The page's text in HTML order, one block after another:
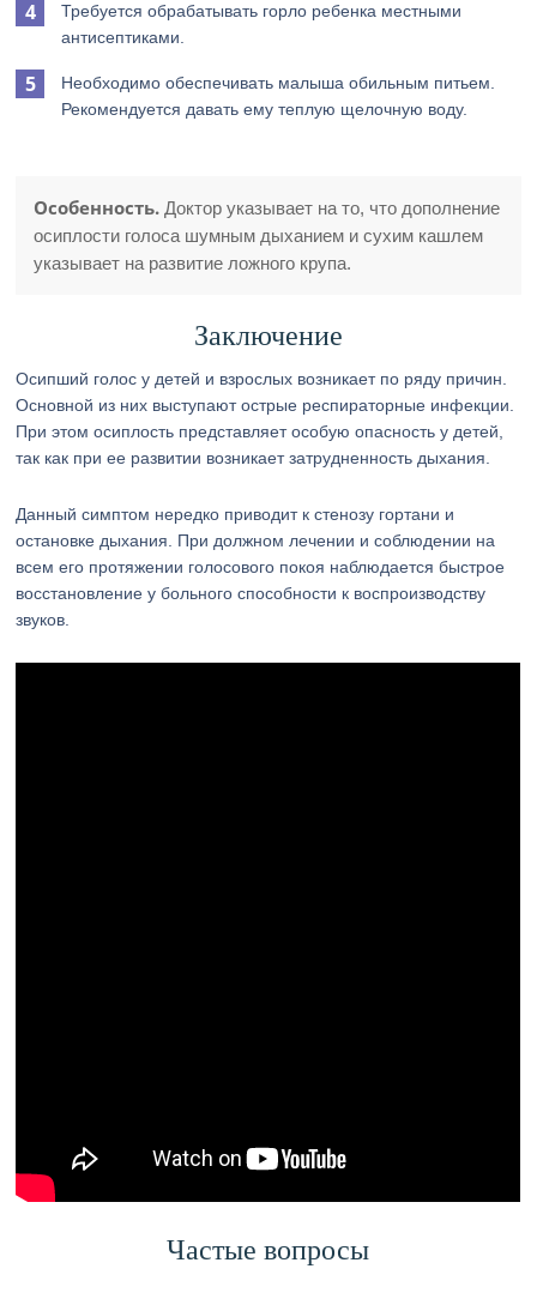
Требуется обрабатывать горло ребенка местными
антисептиками.
Необходимо обеспечивать малыша обильным питьем.
Рекомендуется давать ему теплую щелочную воду.
Особенность. Доктор указывает на то, что дополнение
осиплости голоса шумным дыханием и сухим кашлем
указывает на развитие ложного крупа.
Заключение
Осипший голос у детей и взрослых возникает по ряду причин.
Основной из них выступают острые респираторные инфекции.
При этом осиплость представляет особую опасность у детей,
так как при ее развитии возникает затрудненность дыхания.
Данный симптом нередко приводит к стенозу гортани и
остановке дыхания. При должном лечении и соблюдении на
всем его протяжении голосового покоя наблюдается быстрое
восстановление у больного способности к воспроизводству
звуков.
Частые вопросы